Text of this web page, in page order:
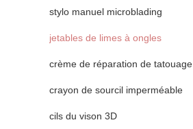
stylo manuel microblading
jetables de limes à ongles
crème de réparation de tatouage
crayon de sourcil imperméable
cils du vison 3D